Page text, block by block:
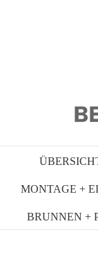
MONTAGE +
BRUNNEN +